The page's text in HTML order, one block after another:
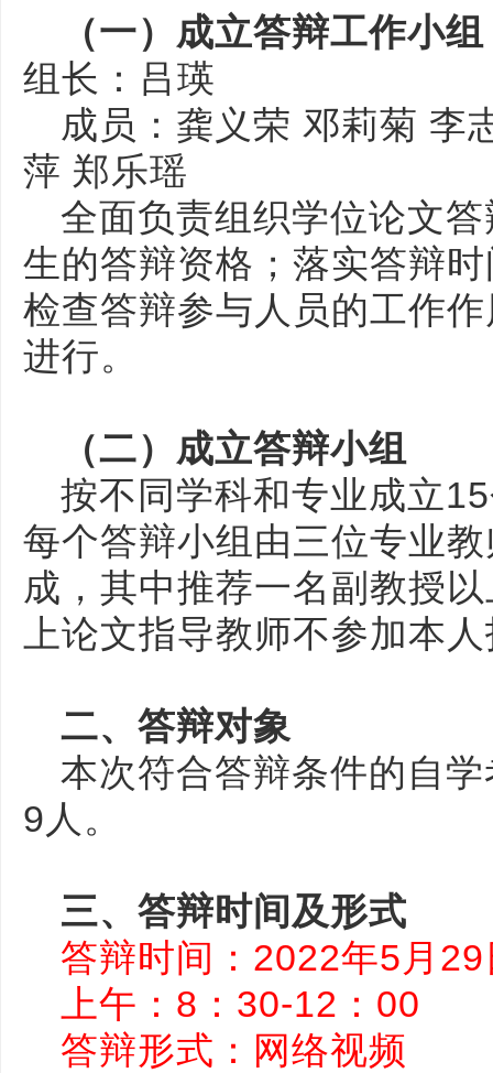
（一）成立答辩工作小组
组长：吕瑛
成员：龚义荣 邓莉菊 李
萍 郑乐瑶
全面负责组织学位论文
生的答辩资格；落实答辩
检查答辩参与人员的工作
进行。
（二）成立答辩小组
按不同学科和专业成立
每个答辩小组由三位专业
成，其中推荐一名副教授
上论文指导教师不参加本
二、答辩对象
本次符合答辩条件的自
9人。
三、答辩时间及形式
答辩时间：2022年5月
上午：8：30-12：00
答辩形式：网络视频